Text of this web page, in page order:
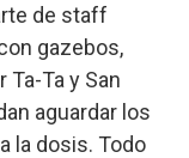
de staff
gazebos,
Ta y San
aguardar los
la dosis. Todo